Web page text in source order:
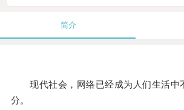
简介
现代社会，网络已经成为人们生活中
分。